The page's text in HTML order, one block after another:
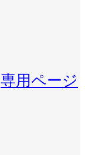
専用ページ